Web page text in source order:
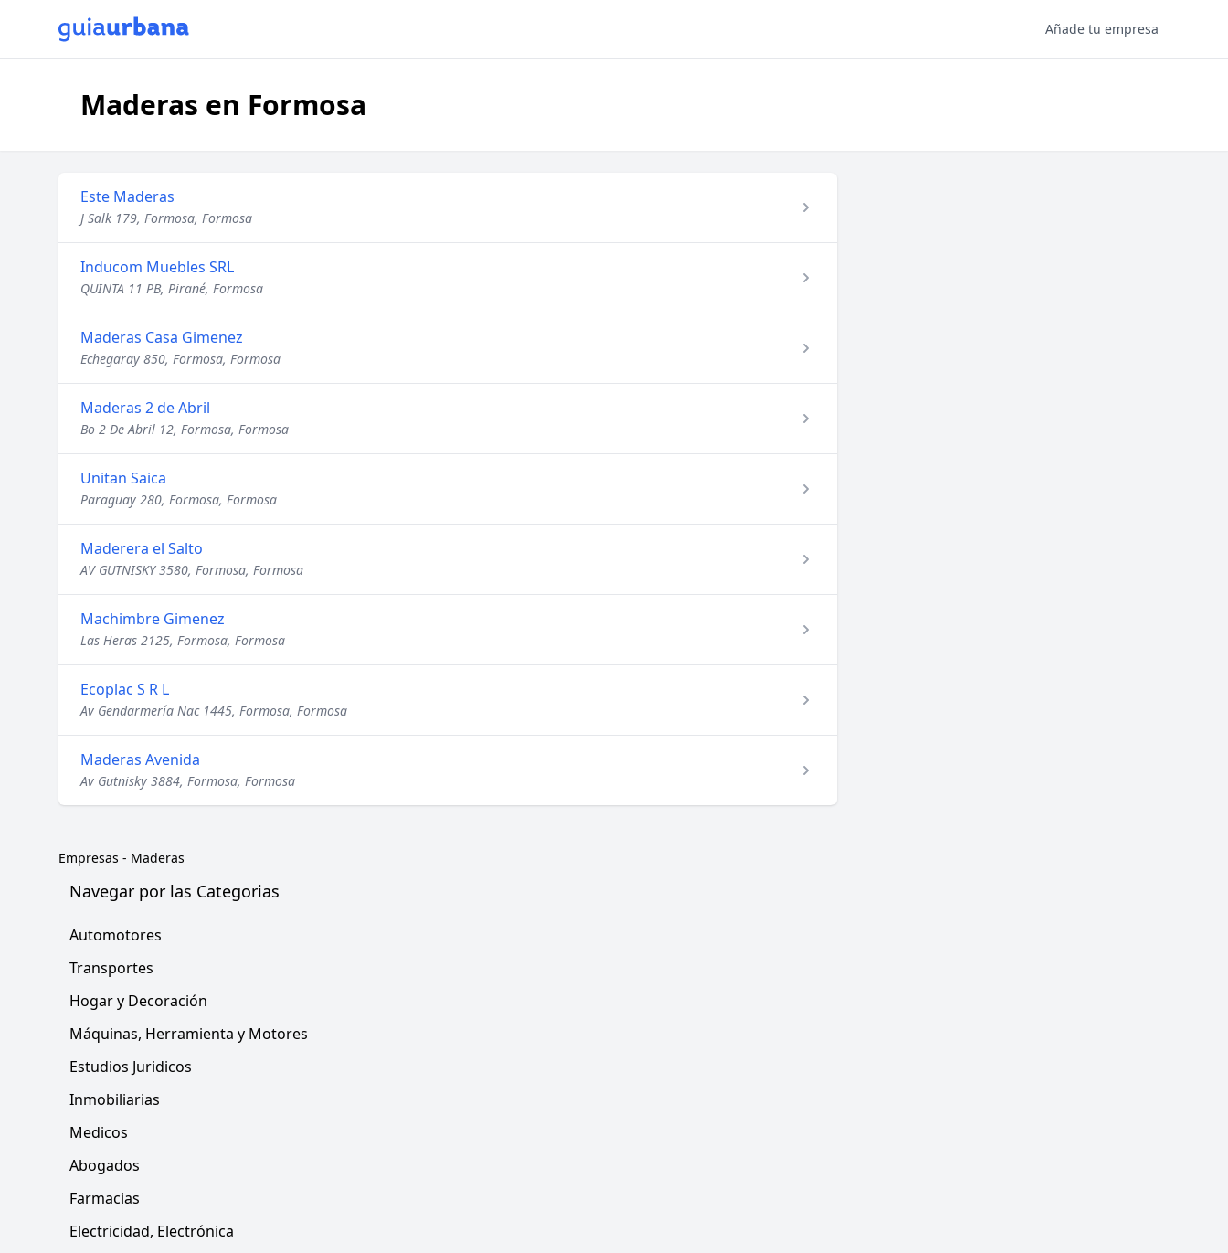
Añade tu empresa
Maderas en Formosa
Este Maderas
J Salk 179, Formosa, Formosa
Inducom Muebles SRL
QUINTA 11 PB, Pirané, Formosa
Maderas Casa Gimenez
Echegaray 850, Formosa, Formosa
Maderas 2 de Abril
Bo 2 De Abril 12, Formosa, Formosa
Unitan Saica
Paraguay 280, Formosa, Formosa
Maderera el Salto
AV GUTNISKY 3580, Formosa, Formosa
Machimbre Gimenez
Las Heras 2125, Formosa, Formosa
Ecoplac S R L
Av Gendarmería Nac 1445, Formosa, Formosa
Maderas Avenida
Av Gutnisky 3884, Formosa, Formosa
Empresas - Maderas
Navegar por las Categorias
Automotores
Transportes
Hogar y Decoración
Máquinas, Herramienta y Motores
Estudios Juridicos
Inmobiliarias
Medicos
Abogados
Farmacias
Electricidad, Electrónica